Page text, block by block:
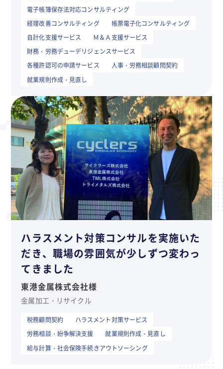
電子帳簿保存法対応コンサルティング
経理改善コンサルティング
帳票電子化コンサルティング
自計化支援サービス
Ｍ＆Ａ支援サービス
財務・労務デューデリジェンスサービス
各種許認可の申請サービス
人事・労務相談顧問契約
就業規則作成・見直し
ハラスメント対策コンサルを実施いた
だき、職場の雰囲気が少しずつ変わっ
てきました
東港金属株式会社様
金属加工・リサイクル
税務顧問契約
ハラスメント対策サービス
労務相談・紛争解決支援
就業規則作成・見直し
給与計算・社会保険手続きアウトソーシング